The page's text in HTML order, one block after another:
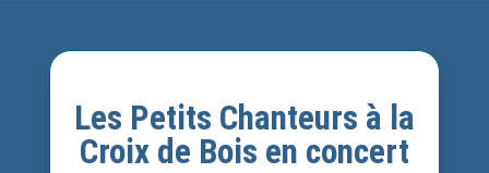
Les Petits Chanteurs à la
Croix de Bois en concert